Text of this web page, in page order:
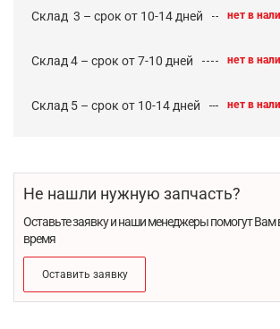
Cклад 3 – срок от 10-14 дней нет в
Склад 4 – срок от 7-10 дней нет в
Склад 5 – срок от 10-14 дней нет в
Не нашли нужную запчасть?
Оставьте заявку и наши менеджеры помогут
время
Оставить заявку